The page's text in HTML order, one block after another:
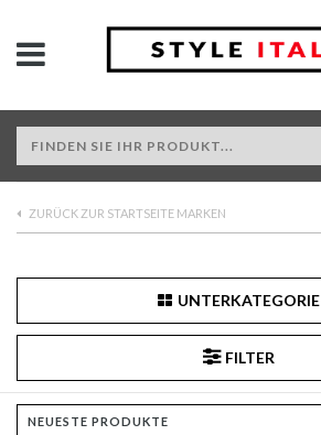
ZURÜCK ZUR STARTSEITE MARKEN
UNTERKATEGORIE
FILTER